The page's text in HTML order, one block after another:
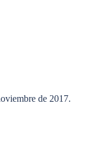
de 2017.